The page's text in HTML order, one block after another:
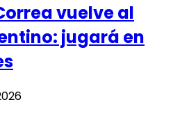
vuelve al
jugará en